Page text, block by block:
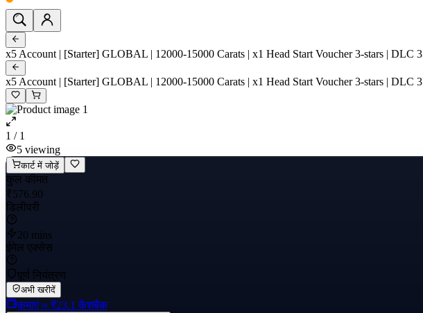
x5 Account | [Starter] GLOBAL | 12000-15000 Carats | x1 Head Start Voucher 3-stars | DLC 3
x5 Account | [Starter] GLOBAL | 12000-15000 Carats | x1 Head Start Voucher 3-stars | DLC 3
1 / 1
5 viewing
कार्ट में जोड़ें
कुल कीमत
₹576.90
डिलीवरी
20 mins
ईमेल एक्सेस
पूर्ण नियंत्रण
अभी खरीदें
कमाएं ≈ ₹23.1 कैशबैक